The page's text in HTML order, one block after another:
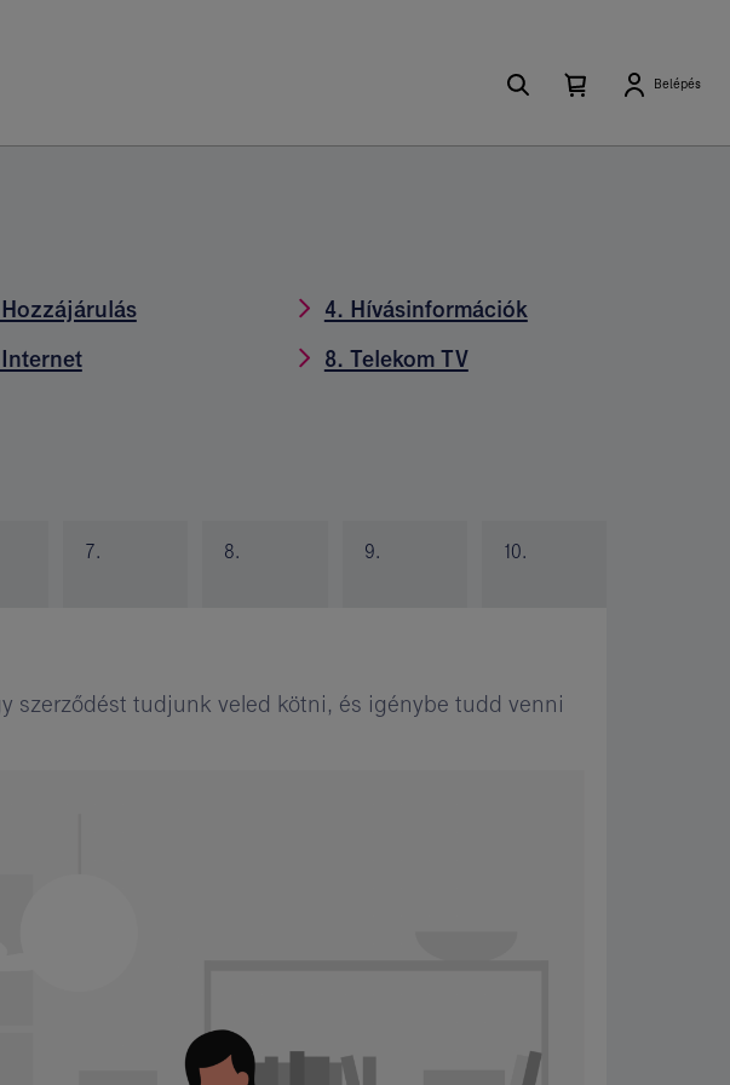
KeresésKosárban
található
Kosár
Belépés
4. Hívásinformációk
8. Telekom TV
7. 8. 9. 10.
szerződést tudjunk veled kötni, és igénybe tudd venni